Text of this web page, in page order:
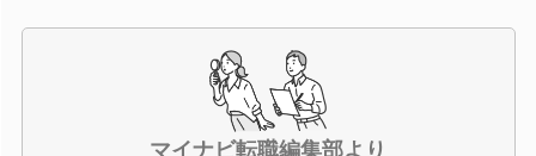
マイナビ転職編集部より